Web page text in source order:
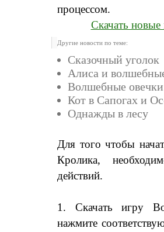
процессом.
Скачать
Другие новости по теме:
Сказочный уголок
Алиса и
Волшебные овечки
Кот в Сапогах и
Однажды в лесу
Для того чтобы
Кролика,
действий.
1. Скачать игру
нажмите